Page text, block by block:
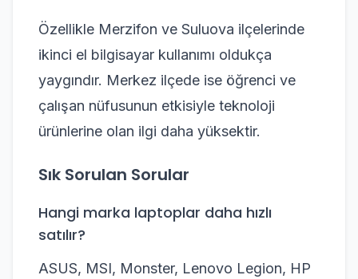
Özellikle Merzifon ve Suluova ilçelerinde
ikinci el bilgisayar kullanımı oldukça
yaygındır. Merkez ilçede ise öğrenci ve
çalışan nüfusunun etkisiyle teknoloji
ürünlerine olan ilgi daha yüksektir.
Sık Sorulan Sorular
Hangi marka laptoplar daha hızlı
satılır?
ASUS, MSI, Monster, Lenovo Legion, HP